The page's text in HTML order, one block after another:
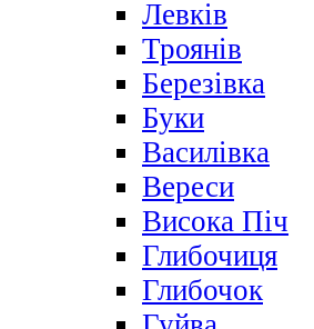
Левків
Троянів
Березівка
Буки
Василівка
Вереси
Висока Піч
Глибочиця
Глибочок